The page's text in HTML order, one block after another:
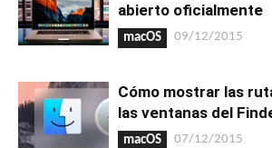
abierto oficialmente
macOS 09/12/2015
Cómo mostrar las
las ventanas del
macOS 07/12/2015